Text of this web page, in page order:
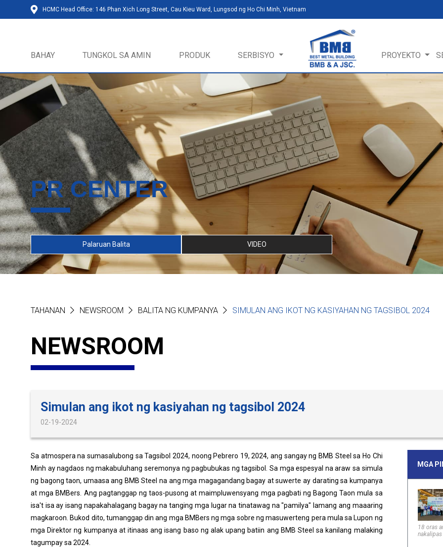
HCMC Head Office: 146 Phan Xich Long Street, Cau Kieu Ward, Lungsod ng Ho Chi Minh, Vietnam
BAHAY TUNGKOL SA AMIN PRODUK SERBISYO PROYEKTO
PR CENTER
Palaruan Balita VIDEO
TAHANAN NEWSROOM BALITA NG KUMPANYA SIMULAN ANG IKOT NG KASIYAHAN NG TAGSIBOL 2024
NEWSROOM
Simulan ang ikot ng kasiyahan ng tagsibol 2024
02-19-2024
Sa atmospera na sumasalubong sa Tagsibol 2024, noong Pebrero 19, 2024, ang sangay ng BMB Steel sa Ho Chi
Minh ay nagdaos ng makabuluhang seremonya ng pagbubukas ng tagsibol. Sa mga espesyal na araw sa simula
ng bagong taon, umaasa ang BMB Steel na ang mga magagandang bagay at suwerte ay darating sa kumpanya
at mga BMBers. Ang pagtanggap ng taos-pusong at maimpluwensyang mga pagbati ng Bagong Taon mula sa
isa't isa ay isang napakahalagang bagay na tanging mga lugar na tinatawag na "pamilya" lamang ang maaaring
magkaroon. Bukod dito, tumanggap din ang mga BMBers ng mga sobre ng masuwerteng pera mula sa Lupon ng
mga Direktor ng kumpanya at itinaas ang isang baso ng alak upang batiin ang BMB Steel sa kanilang malaking
tagumpay sa 2024.
MGA
18 oras
nakalipas